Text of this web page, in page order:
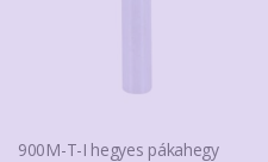
900M-T-I hegyes pákahegy